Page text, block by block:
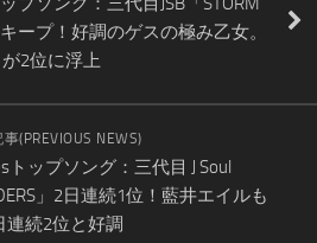
ープ！好調のゲスの極み乙女。
が2位に浮上
(PREVIOUS NEWS)
トップソング：三代目 J Soul
」2日連続1位！藍井エイルも
連続2位と好調